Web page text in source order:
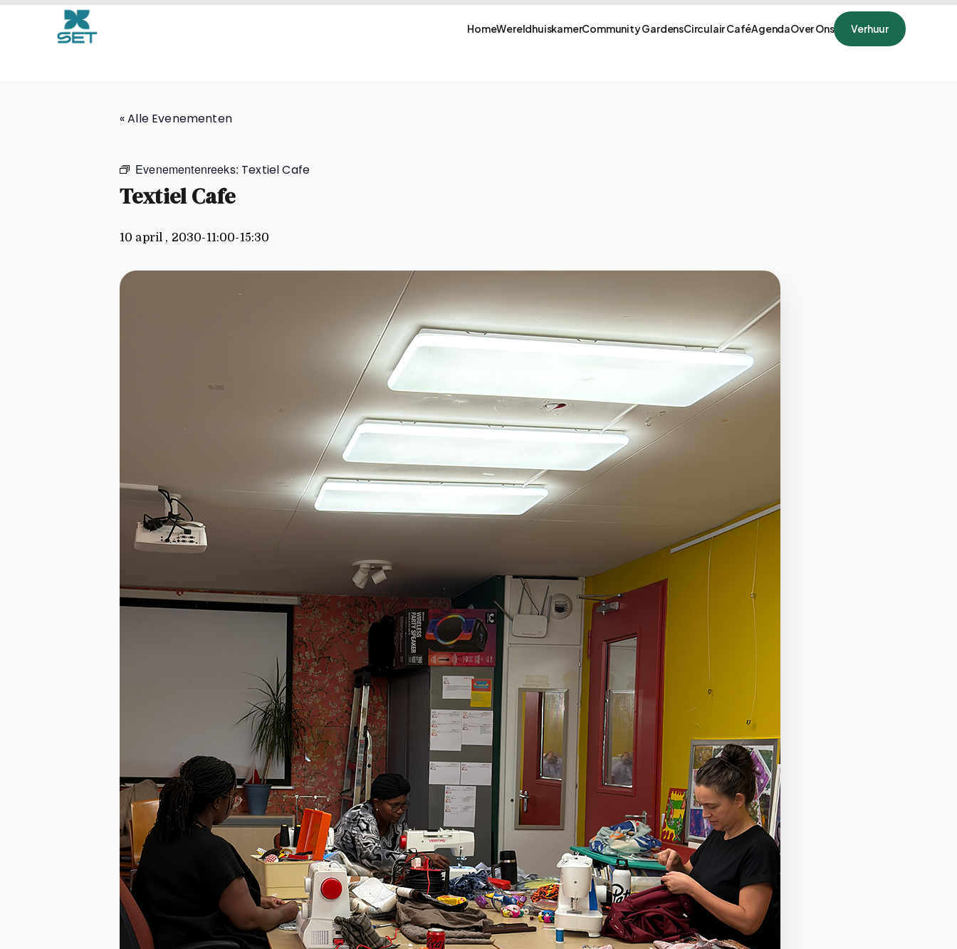
HomeWereldhuiskamerCommunity GardensCirculair CaféAgendaOver Ons Verhuur
Textiel Cafe
« Alle Evenementen
Evenementenreeks: Textiel Cafe
Textiel Cafe
10 april , 2030-11:00-15:30